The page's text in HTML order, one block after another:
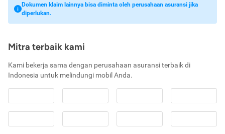
Dokumen klaim lainnya bisa diminta oleh perusahaan asuransi jika
diperlukan.
Mitra terbaik kami
Kami bekerja sama dengan perusahaan asuransi terbaik di
Indonesia untuk melindungi mobil Anda.